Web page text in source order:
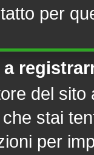
per
del
stai
per